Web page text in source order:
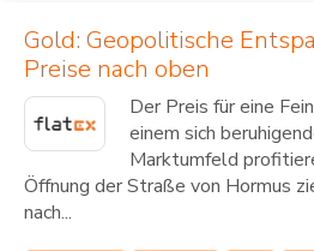
Gold: Geopolitische
Preise nach oben
Der Preis für eine
einem sich
Marktumfeld
Öffnung der Straße von Hormus
nach...